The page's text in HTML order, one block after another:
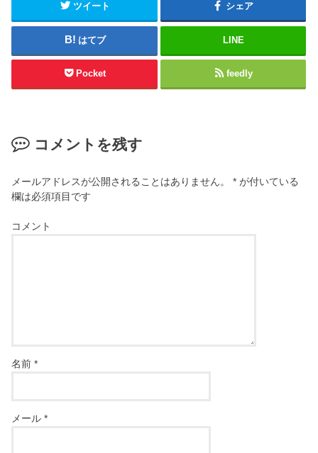
ツイート シェア
はてブ LINE
Pocket feedly
コメントを残す
メールアドレスが公開されることはありません。 * が付いている
欄は必須項目です
コメント
名前*
メール*